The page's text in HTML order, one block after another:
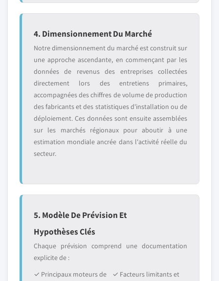
4. Dimensionnement Du Marché
Notre dimensionnement du marché est construit sur
une approche ascendante, en commençant par les
données de revenus des entreprises collectées
directement lors des entretiens primaires,
accompagnées des chiffres de volume de production
des fabricants et des statistiques d'installation ou de
déploiement. Ces données sont ensuite assemblées
sur les marchés régionaux pour aboutir à une
estimation mondiale ancrée dans l'activité réelle du
secteur.
5. Modèle De Prévision Et
Hypothèses Clés
Chaque prévision comprend une documentation
explicite de :
✓ Principaux moteurs de
✓ Facteurs limitants et